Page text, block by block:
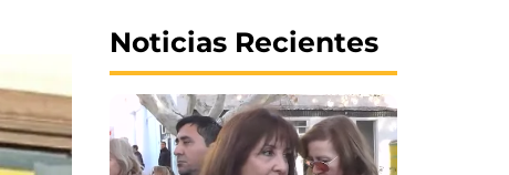
Noticias Recientes